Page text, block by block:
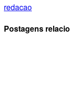
redacao
Postagens